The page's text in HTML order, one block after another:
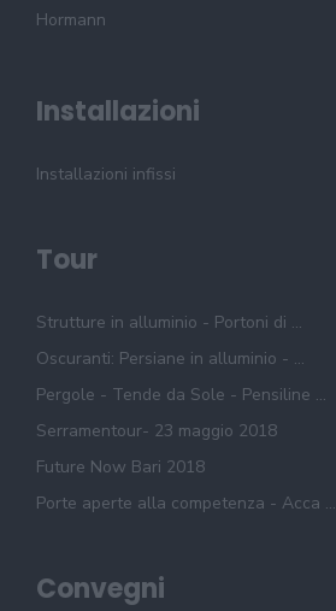
Hormann
Installazioni
Installazioni infissi
Tour
Strutture in alluminio - Portoni di ...
Oscuranti: Persiane in alluminio - ...
Pergole - Tende da Sole - Pensiline ...
Serramentour- 23 maggio 2018
Future Now Bari 2018
Porte aperte alla competenza - Acca ...
Convegni